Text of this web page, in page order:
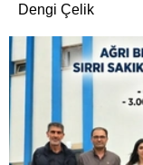
Dengi Çelik